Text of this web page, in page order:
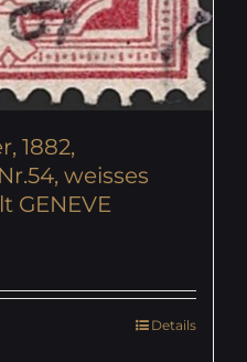
1882,
weisses
GENEVE
Details